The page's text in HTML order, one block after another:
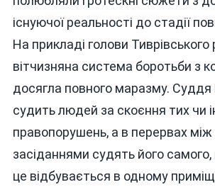
існуючої реальності до стадії
На прикладі голови Тиврівського
вітчизняна система боротьби з
досягла повного маразму.
судить людей за скоєння тих чи
правопорушень, а в перервах
засіданнями судять його
це відбувається в одному